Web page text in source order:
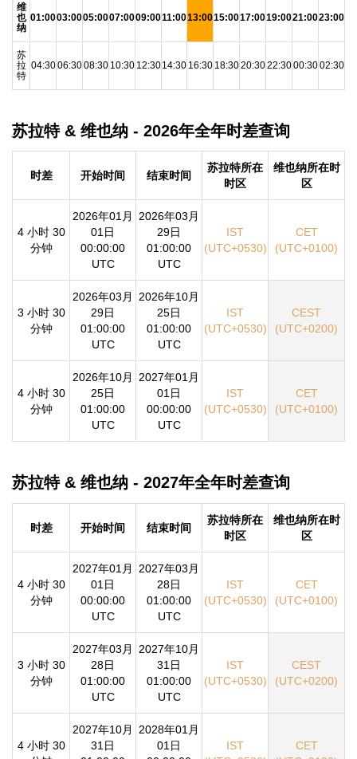
维
也
纳
01:0003:0005:0007:0009:0011:0013:0015:0017:0019:0021:0023:00
苏
拉
特
04:3006:3008:30 10:30 12:3014:30 16:30 18:3020:3022:3000:3002:30
苏拉特 & 维也纳 - 2026年全年时差查询
时差 开始时间 结束时间
苏拉特所在
时区
维也纳所在时
区
4 小时 30
分钟
2026年01月
01日
00:00:00
UTC
2026年03月
29日
01:00:00
UTC
IST
(UTC+0530)
CET
(UTC+0100)
3 小时 30
分钟
2026年03月
29日
01:00:00
UTC
2026年10月
25日
01:00:00
UTC
IST
(UTC+0530)
CEST
(UTC+0200)
4 小时 30
分钟
2026年10月
25日
01:00:00
UTC
2027年01月
01日
00:00:00
UTC
IST
(UTC+0530)
CET
(UTC+0100)
苏拉特 & 维也纳 - 2027年全年时差查询
时差 开始时间 结束时间
苏拉特所在
时区
维也纳所在时
区
4 小时 30
分钟
2027年01月
01日
00:00:00
UTC
2027年03月
28日
01:00:00
UTC
IST
(UTC+0530)
CET
(UTC+0100)
3 小时 30
分钟
2027年03月
28日
01:00:00
UTC
2027年10月
31日
01:00:00
UTC
IST
(UTC+0530)
CEST
(UTC+0200)
4 小时 30
2027年10月
31日
2028年01月
01日
IST
CET